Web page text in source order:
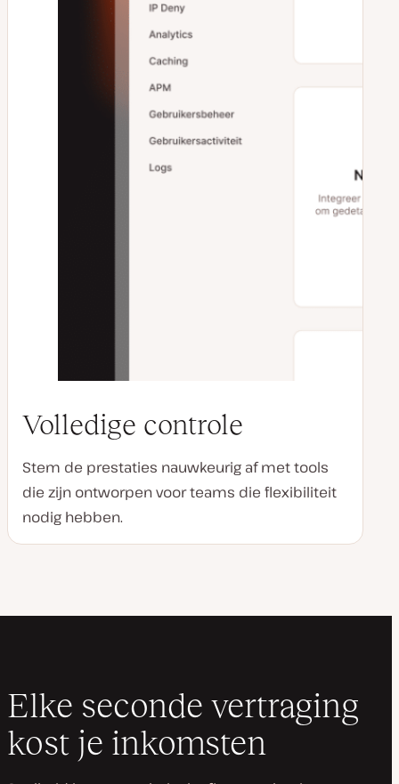
Volledige controle
Stem de prestaties nauwkeurig af met tools
die zijn ontworpen voor teams die flexibiliteit
nodig hebben.
Elke seconde vertraging
kost je inkomsten